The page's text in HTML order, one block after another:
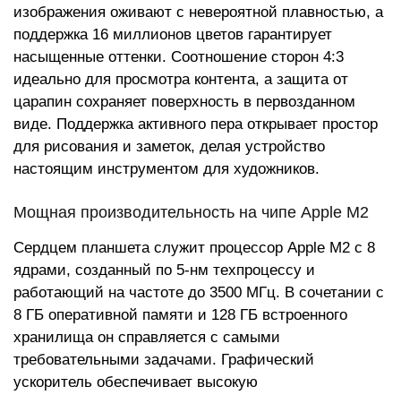
изображения оживают с невероятной плавностью, а
поддержка 16 миллионов цветов гарантирует
насыщенные оттенки. Соотношение сторон 4:3
идеально для просмотра контента, а защита от
царапин сохраняет поверхность в первозданном
виде. Поддержка активного пера открывает простор
для рисования и заметок, делая устройство
настоящим инструментом для художников.
Мощная производительность на чипе Apple M2
Сердцем планшета служит процессор Apple M2 с 8
ядрами, созданный по 5-нм техпроцессу и
работающий на частоте до 3500 МГц. В сочетании с
8 ГБ оперативной памяти и 128 ГБ встроенного
хранилища он справляется с самыми
требовательными задачами. Графический
ускоритель обеспечивает высокую